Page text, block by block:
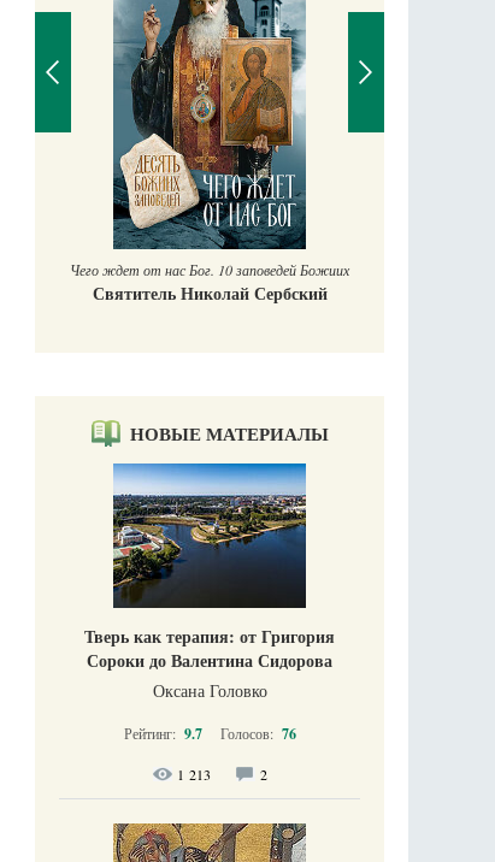
Чего ждет от нас Бог. 10 заповедей Божиих
Святитель Николай Сербский
НОВЫЕ МАТЕРИАЛЫ
Тверь как терапия: от Григория
Сороки до Валентина Сидорова
Оксана Головко
Рейтинг: 9.7 Голосов: 76
1 213 2